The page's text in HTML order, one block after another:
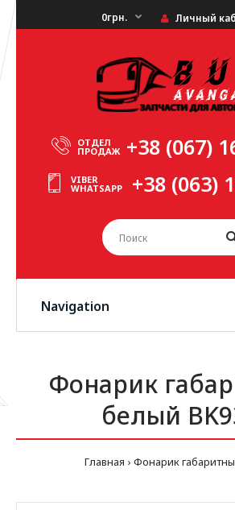
0грн. Личный
ОТДЕЛ
ПРОДАЖ +38 (067)
VIBER
WHATSAPP +38 (063)
Navigation
Фонарик
белый
Главная Фонарик